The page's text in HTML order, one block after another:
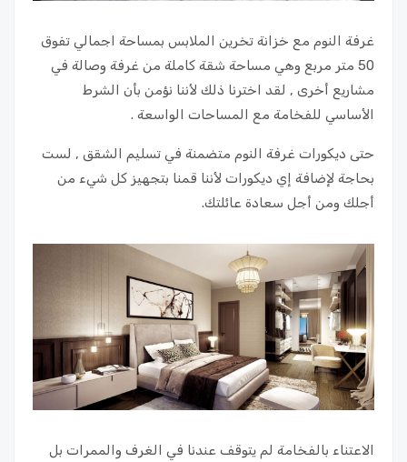
غرفة النوم مع خزانة تخرين الملابس بمساحة اجمالي تفوق
50 متر مربع وهي مساحة شقة كاملة من غرفة وصالة في
مشاريع أخرى , لقد اخترنا ذلك لأننا نؤمن بأن الشرط
الأساسي للفخامة مع المساحات الواسعة .
حتى ديكورات غرفة النوم متضمنة في تسليم الشقق , لست
بحاجة لإضافة إي ديكورات لأننا قمنا بتجهيز كل شيء من
أجلك ومن أجل سعادة عائلتك.
الاعتناء بالفخامة لم يتوقف عندنا في الغرف والممرات بل